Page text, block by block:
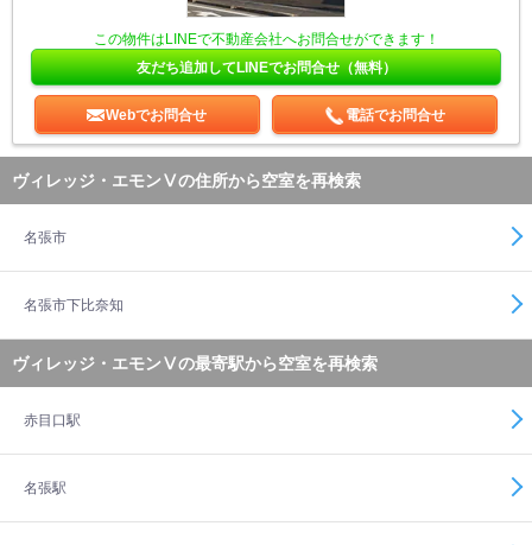
この物件はLINEで不動産会社へお問合せができます！
友だち追加してLINEでお問合せ（無料）
Webでお問合せ 電話でお問合せ
ヴィレッジ・エモンⅤの住所から空室を再検索
名張市
名張市下比奈知
ヴィレッジ・エモンⅤの最寄駅から空室を再検索
赤目口駅
名張駅